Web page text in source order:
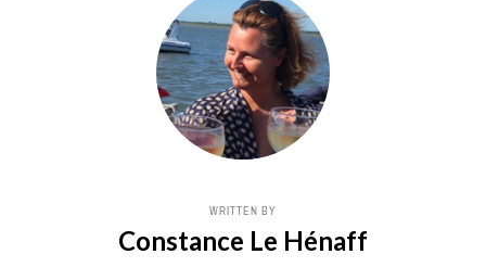
WRITTEN BY
Constance Le Hénaff